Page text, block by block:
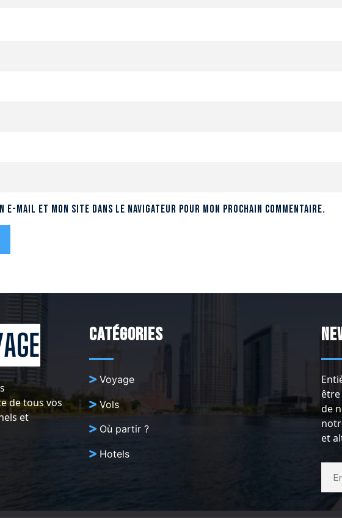
e-mail et mon site dans le navigateur pour mon prochain commentaire.
de tous vos
et
Catégories
Voyage
Vols
Où partir ?
Hotels
être
de
et